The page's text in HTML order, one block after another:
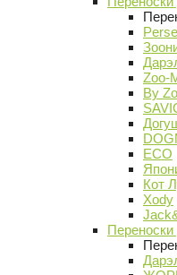
Zoo-
By
ECO
Кот
Xody
Переноски